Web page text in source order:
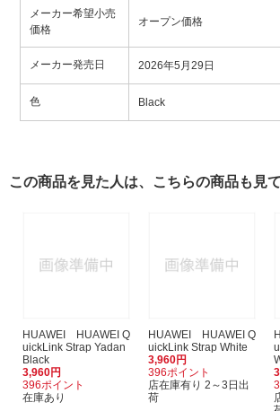
メーカー希望小売
価格
オープン価格
メーカー発売日 2026年5月29日
色 Black
この商品を見た人は、こちらの商品も見
HUAWEI HUAWEI Q
uickLink Strap Yadan
Black
3,960円
396ポイント
在庫あり
HUAWEI HUAWEI Q
uickLink Strap White
3,960円
396ポイント
店在庫有り 2～3日出
荷